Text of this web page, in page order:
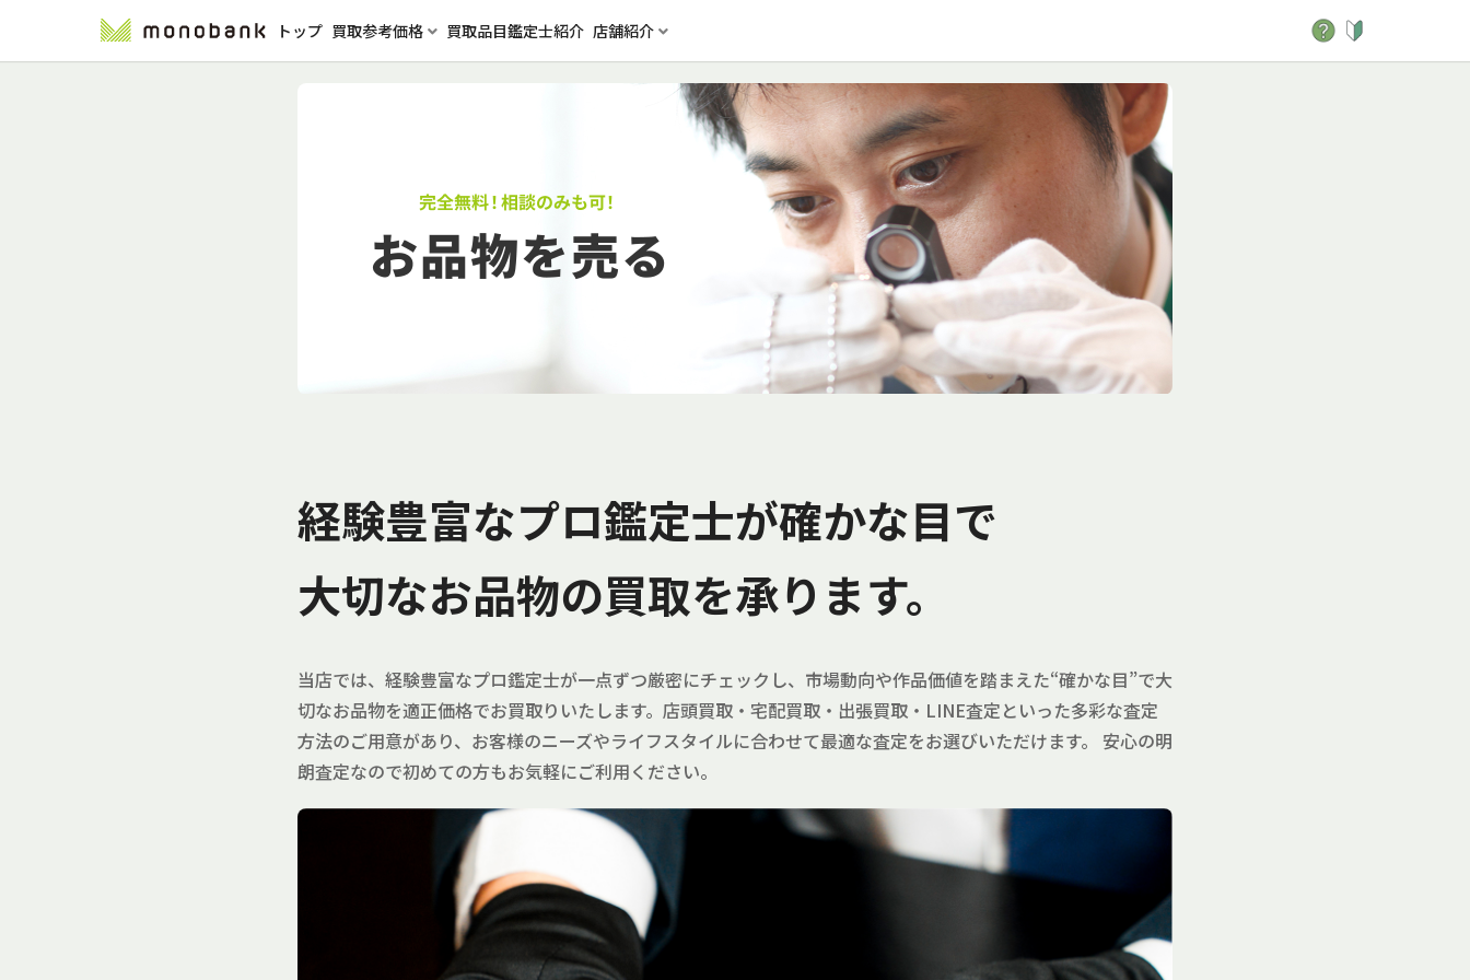
トップ 買取参考価格 買取品目鑑定士紹介 店舗紹介
経験豊富なプロ鑑定士が確かな目で
大切なお品物の買取を承ります。
当店では、経験豊富なプロ鑑定士が一点ずつ厳密にチェックし、市場動向や作品価値を踏まえた“確かな目”で大
切なお品物を適正価格でお買取りいたします。店頭買取・宅配買取・出張買取・LINE査定といった多彩な査定
方法のご用意があり、お客様のニーズやライフスタイルに合わせて最適な査定をお選びいただけます。 安心の明
朗査定なので初めての方もお気軽にご利用ください。